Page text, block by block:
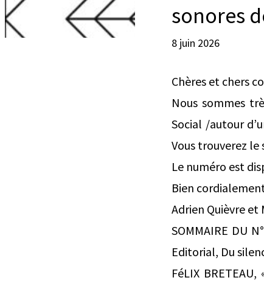
sonores
8 juin 2026
Chères et chers
Nous sommes
Social /autour
Vous trouverez le
Le numéro est
Bien
Adrien Quièvre et
SOMMAIRE DU
Editorial, Du
FéLIX